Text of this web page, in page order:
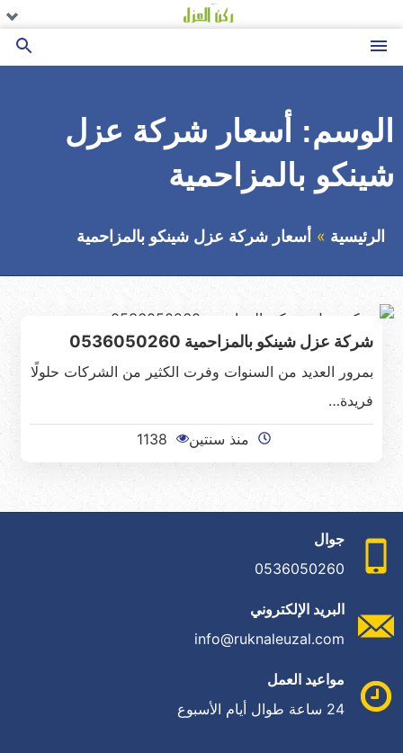
إلى
القائمة
بحث
الوسم:
أسعار شركة عزل
شينكو بالمزاحمية
الرئيسية أسعار شركة عزل شينكو بالمزاحمية
شركة عزل شينكو بالمزاحمية 0536050260
بمرور العديد من السنوات وفرت الكثير من الشركات حلولًا
فريدة…
منذ سنتين 1138
جوال
0536050260
البريد الإلكتروني
info@ruknaleuzal.com
مواعيد العمل
24 ساعة طوال أيام الأسبوع